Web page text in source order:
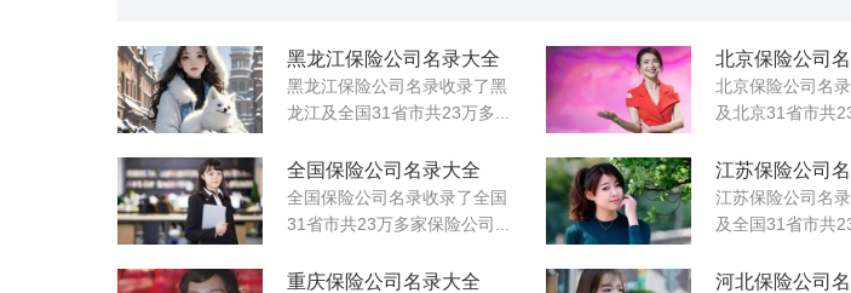
黑龙江保险公司名录大全
黑龙江保险公司名录收录了黑
龙江及全国31省市共23万多...
北京保险公司
北京保险公司名
及北京31省市共
全国保险公司名录大全
全国保险公司名录收录了全国
31省市共23万多家保险公司...
江苏保险公司
江苏保险公司名
及全国31省市共
重庆保险公司名录大全 河北保险公司